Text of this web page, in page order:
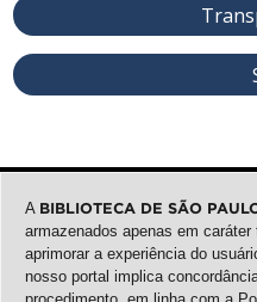
A BIBLIOTECA DE SÃO
armazenados apenas em
aprimorar a experiência do
nosso portal implica